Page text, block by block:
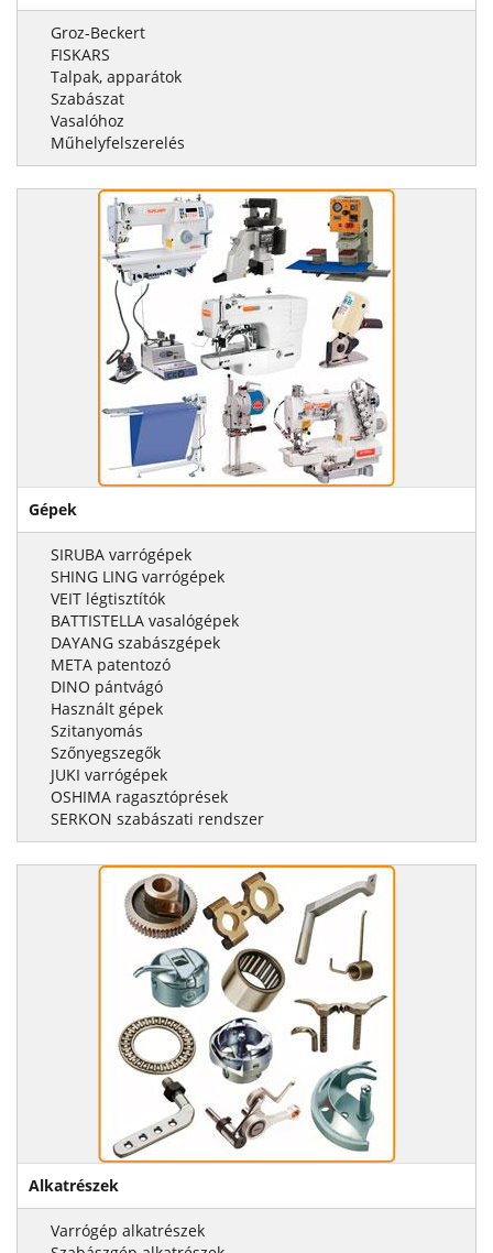
Groz-Beckert
FISKARS
Talpak, apparátok
Szabászat
Vasalóhoz
Műhelyfelszerelés
Gépek
SIRUBA varrógépek
SHING LING varrógépek
VEIT légtisztítók
BATTISTELLA vasalógépek
DAYANG szabászgépek
META patentozó
DINO pántvágó
Használt gépek
Szitanyomás
Szőnyegszegők
JUKI varrógépek
OSHIMA ragasztóprések
SERKON szabászati rendszer
Alkatrészek
Varrógép alkatrészek